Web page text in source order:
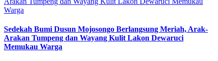
Sedekah Bumi Dusun Mojosongo Berlangsung Meriah, Arak-
Arakan Tumpeng dan Wayang Kulit Lakon Dewaruci
Memukau Warga